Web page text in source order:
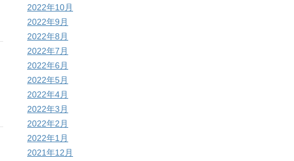
2022年10月
2022年9月
2022年8月
2022年7月
2022年6月
2022年5月
2022年4月
2022年3月
2022年2月
2022年1月
2021年12月